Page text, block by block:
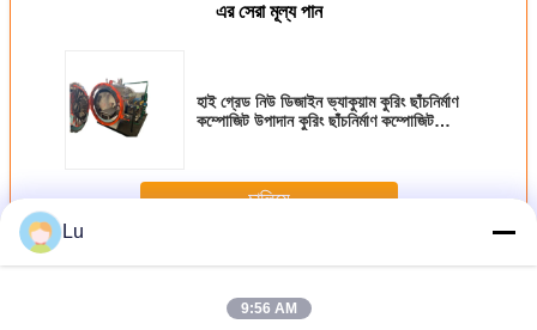
এর সেরা মূল্য পান
হাই গ্রেড নিউ ডিজাইন ভ্যাকুয়াম কুরিং ছাঁচনির্মাণ
কম্পোজিট উপাদান কুরিং ছাঁচনির্মাণ কম্পোজিট
চালিয়ে
অধিককম্পোজিট অটোক্লেভ
Lu
9:56 AM